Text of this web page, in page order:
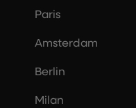
Paris
Amsterdam
Berlin
Milan